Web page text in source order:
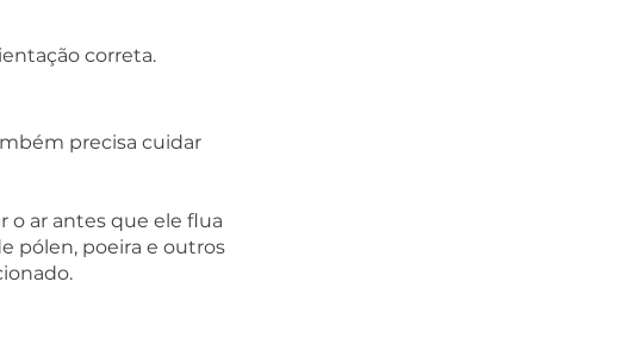
correta.
precisa cuidar
o ar antes que ele flua
pólen, poeira e outros